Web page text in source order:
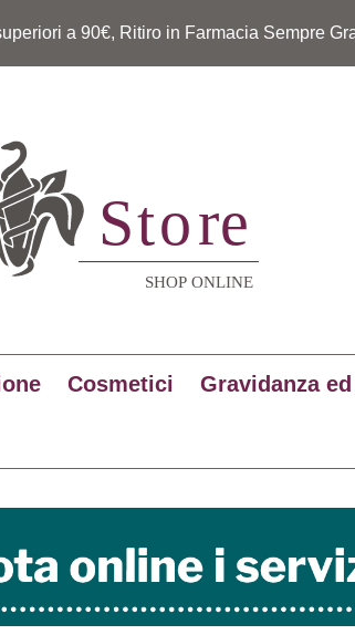
a 90€, Ritiro in Farmacia Sempre
Cosmetici Gravidanza